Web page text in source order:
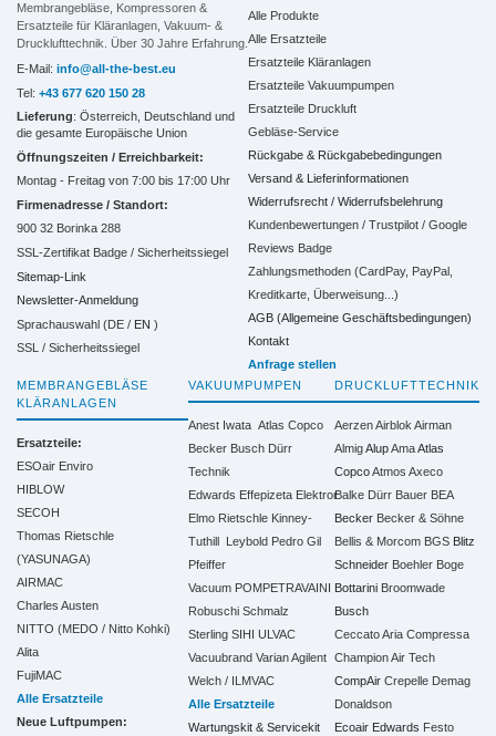
Membrangebläse, Kompressoren &
Ersatzteile für Kläranlagen, Vakuum- &
Drucklufttechnik. Über 30 Jahre Erfahrung.
E-Mail: info@all-the-best.eu
Tel: +43 677 620 150 28
Lieferung: Österreich, Deutschland und
die gesamte Europäische Union
Öffnungszeiten / Erreichbarkeit:
Montag - Freitag von 7:00 bis 17:00 Uhr
Firmenadresse / Standort:
900 32 Borinka 288
SSL-Zertifikat Badge / Sicherheitssiegel
Sitemap-Link
Newsletter-Anmeldung
Sprachauswahl (DE / EN )
SSL / Sicherheitssiegel
Alle Produkte
Alle Ersatzteile
Ersatzteile Kläranlagen
Ersatzteile Vakuumpumpen
Ersatzteile Druckluft
Gebläse-Service
Rückgabe & Rückgabebedingungen
Versand & Lieferinformationen
Widerrufsrecht / Widerrufsbelehrung
Kundenbewertungen / Trustpilot / Google
Reviews Badge
Zahlungsmethoden (CardPay, PayPal,
Kreditkarte, Überweisung...)
AGB (Allgemeine Geschäftsbedingungen)
Kontakt
Anfrage stellen
MEMBRANGEBLÄSE
KLÄRANLAGEN
Ersatzteile:
ESOair Enviro
HIBLOW
SECOH
Thomas Rietschle
(YASUNAGA)
AIRMAC
Charles Austen
NITTO (MEDO / Nitto Kohki)
Alita
FujiMAC
Alle Ersatzteile
Neue Luftpumpen:
VAKUUMPUMPEN
Anest Iwata Atlas Copco
Becker Busch Dürr
Technik
Edwards Effepizeta Elektror
Elmo Rietschle Kinney-
Tuthill Leybold Pedro Gil
Pfeiffer
Vacuum POMPETRAVAINI
Robuschi Schmalz
Sterling SIHI ULVAC
Vacuubrand Varian Agilent
Welch / ILMVAC
Alle Ersatzteile
Wartungskit & Servicekit
DRUCKLUFTTECHNIK
AerzenAirblok Airman
Almig Alup Ama Atlas
Copco Atmos Axeco
Balke Dürr Bauer BEA
Becker Becker & Söhne
Bellis & Morcom BGS Blitz
Schneider Boehler Boge
Bottarini Broomwade
Busch
Ceccato Aria Compressa
Champion Air Tech
CompAir Crepelle Demag
Donaldson
Ecoair Edwards Festo